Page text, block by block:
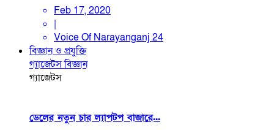
Feb 17, 2020
|
Voice Of Narayanganj 24
বিজ্ঞান ও প্রযুক্তি
গ্যাজেটসবিজ্ঞান
গ্যাজেটস
ডেলের নতুন চার ল্যাপটপ বাজারে...